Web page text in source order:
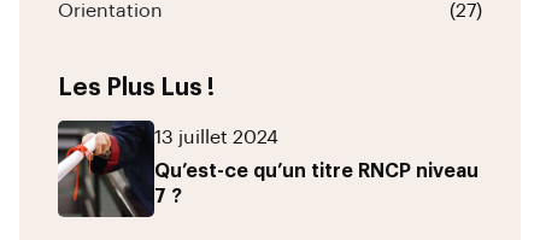
Orientation (27)
Les Plus Lus !
13 juillet 2024
Qu’est-ce qu’un titre RNCP niveau
7 ?